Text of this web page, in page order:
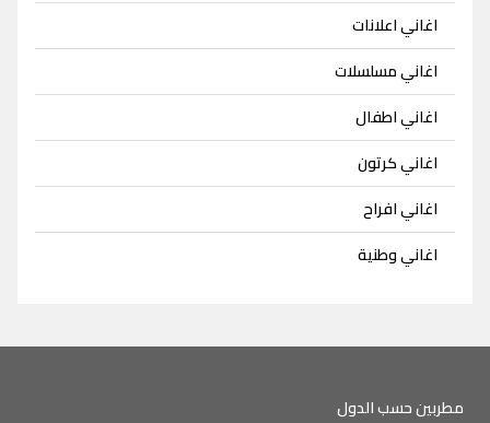
اغاني اعلانات
اغاني مسلسلات
اغاني اطفال
اغاني كرتون
اغاني افراح
اغاني وطنية
مطربين حسب الدول